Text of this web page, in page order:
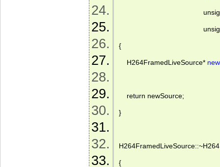
unsigned
unsigned
{
H264FramedLiveSource* new
return newSource;
}
{